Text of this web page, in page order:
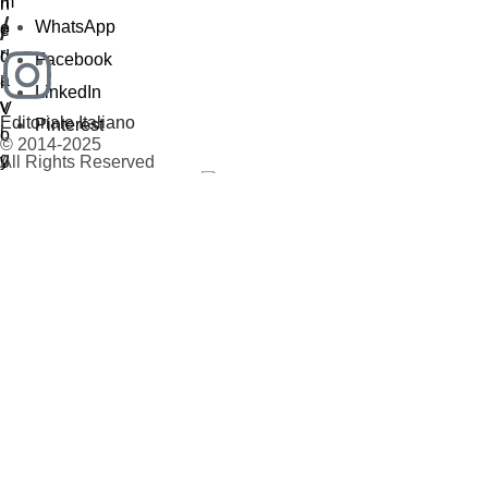
/
Editoriale Italiano
© 2014-2025
All Rights Reserved
WhatsApp
Facebook
LinkedIn
Pinterest